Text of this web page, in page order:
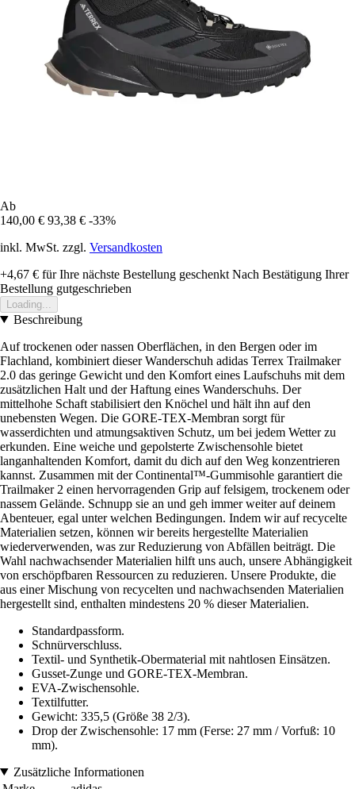
Ab
140,00 € 93,38 € -33%
inkl. MwSt. zzgl. Versandkosten
+4,67 € für Ihre nächste Bestellung geschenkt Nach Bestätigung Ihrer
Bestellung gutgeschrieben
Loading...
Beschreibung
Auf trockenen oder nassen Oberflächen, in den Bergen oder im
Flachland, kombiniert dieser Wanderschuh adidas Terrex Trailmaker
2.0 das geringe Gewicht und den Komfort eines Laufschuhs mit dem
zusätzlichen Halt und der Haftung eines Wanderschuhs. Der
mittelhohe Schaft stabilisiert den Knöchel und hält ihn auf den
unebensten Wegen. Die GORE-TEX-Membran sorgt für
wasserdichten und atmungsaktiven Schutz, um bei jedem Wetter zu
erkunden. Eine weiche und gepolsterte Zwischensohle bietet
langanhaltenden Komfort, damit du dich auf den Weg konzentrieren
kannst. Zusammen mit der Continental™-Gummisohle garantiert die
Trailmaker 2 einen hervorragenden Grip auf felsigem, trockenem oder
nassem Gelände. Schnupp sie an und geh immer weiter auf deinem
Abenteuer, egal unter welchen Bedingungen. Indem wir auf recycelte
Materialien setzen, können wir bereits hergestellte Materialien
wiederverwenden, was zur Reduzierung von Abfällen beiträgt. Die
Wahl nachwachsender Materialien hilft uns auch, unsere Abhängigkeit
von erschöpfbaren Ressourcen zu reduzieren. Unsere Produkte, die
aus einer Mischung von recycelten und nachwachsenden Materialien
hergestellt sind, enthalten mindestens 20 % dieser Materialien.
Standardpassform.
Schnürverschluss.
Textil- und Synthetik-Obermaterial mit nahtlosen Einsätzen.
Gusset-Zunge und GORE-TEX-Membran.
EVA-Zwischensohle.
Textilfutter.
Gewicht: 335,5 (Größe 38 2/3).
Drop der Zwischensohle: 17 mm (Ferse: 27 mm / Vorfuß: 10
mm).
Zusätzliche Informationen